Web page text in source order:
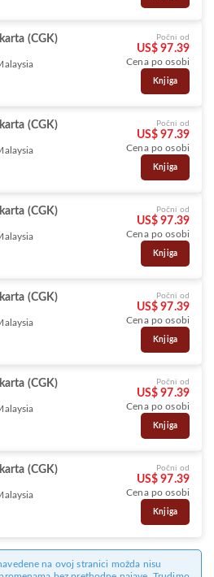
(CGK) Počni od
US$ 97.39
Cena po osobi
Knjiga
(CGK) Počni od
US$ 97.39
Cena po osobi
Knjiga
(CGK) Počni od
US$ 97.39
Cena po osobi
Knjiga
(CGK) Počni od
US$ 97.39
Cena po osobi
Knjiga
(CGK) Počni od
US$ 97.39
Cena po osobi
Knjiga
(CGK) Počni od
US$ 97.39
Cena po osobi
Knjiga
na ovoj stranici možda nisu